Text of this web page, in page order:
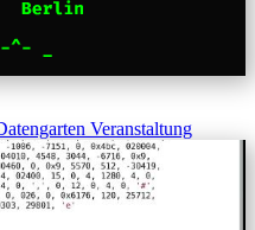
Veranstaltung